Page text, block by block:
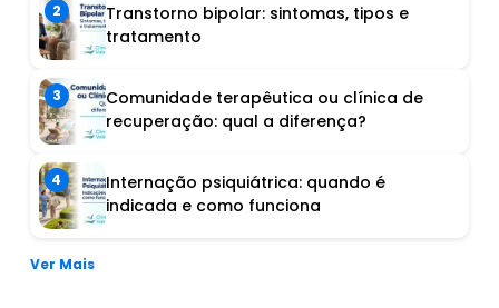
2
Transtorno bipolar: sintomas, tipos e
tratamento
3
Comunidade terapêutica ou clínica de
recuperação: qual a diferença?
4
Internação psiquiátrica: quando é
indicada e como funciona
Ver Mais